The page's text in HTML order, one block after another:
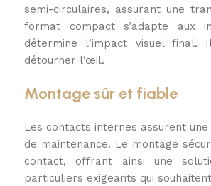
semi-circulaires, assurant une
format compact s’adapte aux
détermine l’impact visuel final.
détourner l’œil.
Montage sûr et fiable
Les contacts internes assurent
de maintenance. Le montage
contact, offrant ainsi une
particuliers exigeants qui